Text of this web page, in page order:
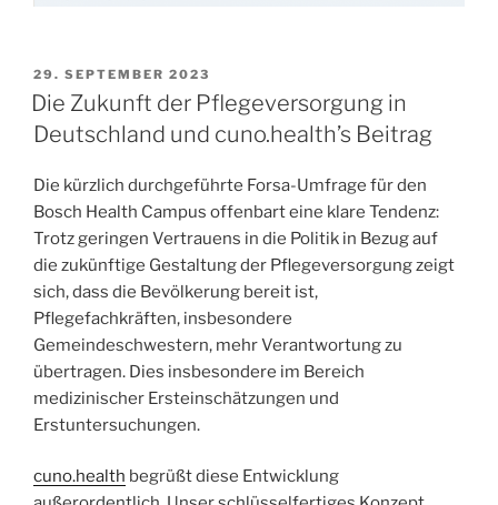
29. SEPTEMBER 2023
Die Zukunft der Pflegeversorgung in
Deutschland und cuno.health’s Beitrag
Die kürzlich durchgeführte Forsa-Umfrage für den
Bosch Health Campus offenbart eine klare Tendenz:
Trotz geringen Vertrauens in die Politik in Bezug auf
die zukünftige Gestaltung der Pflegeversorgung zeigt
sich, dass die Bevölkerung bereit ist,
Pflegefachkräften, insbesondere
Gemeindeschwestern, mehr Verantwortung zu
übertragen. Dies insbesondere im Bereich
medizinischer Ersteinschätzungen und
Erstuntersuchungen.
cuno.health begrüßt diese Entwicklung